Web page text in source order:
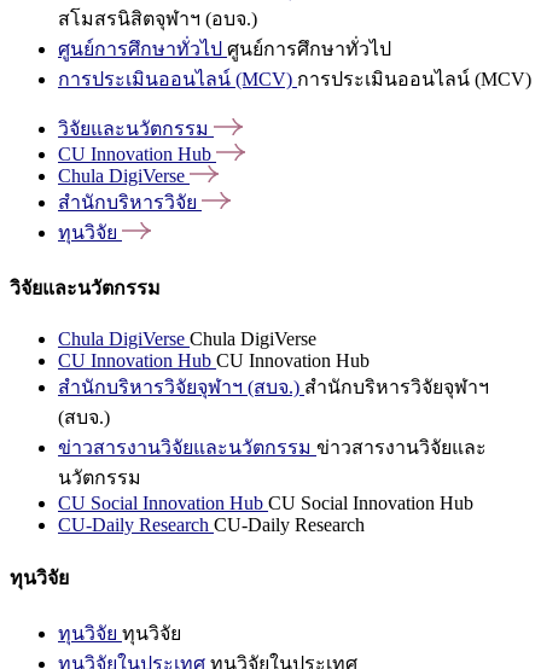
สโมสรนิสิตจุฬาฯ (อบจ.)
ศูนย์การศึกษาทั่วไป ศูนย์การศึกษาทั่วไป
การประเมินออนไลน์ (MCV) การประเมินออนไลน์ (MCV)
วิจัยและนวัตกรรม
CU Innovation Hub
Chula DigiVerse
สำนักบริหารวิจัย
ทุนวิจัย
วิจัยและนวัตกรรม
Chula DigiVerse Chula DigiVerse
CU Innovation Hub CU Innovation Hub
สำนักบริหารวิจัยจุฬาฯ (สบจ.) สำนักบริหารวิจัยจุฬาฯ
(สบจ.)
ข่าวสารงานวิจัยและนวัตกรรม ข่าวสารงานวิจัยและ
นวัตกรรม
CU Social Innovation Hub CU Social Innovation Hub
CU-Daily Research CU-Daily Research
ทุนวิจัย
ทุนวิจัย ทุนวิจัย
ทุนวิจัยในประเทศ ทุนวิจัยในประเทศ